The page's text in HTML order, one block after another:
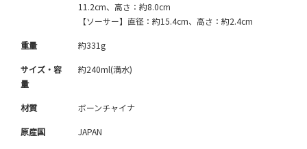
11.2cm、高さ：約8.0cm
【ソーサー】直径：約15.4cm、高さ：約2.4cm
重量 約331g
サイズ・容
量
約240ml(満水)
材質 ボーンチャイナ
原産国 JAPAN